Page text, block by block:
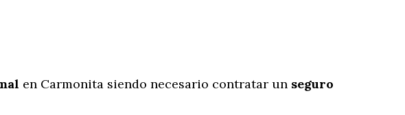
en Carmonita siendo necesario contratar un seguro